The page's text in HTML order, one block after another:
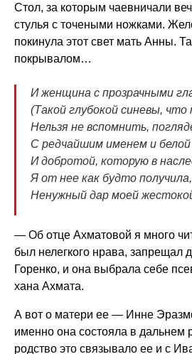
Стол, за которым чаевничали
стулья с точеными ножками.
покинула этот свет мать Анны.
покрывалом…
И женщина с прозрачными
(Такой глубокой синевы, что
Нельзя не вспомнить,
С редчайшим именем и белой
И добротой, которую в
Я от нее как будто
Ненужный дар моей
— Об отце Ахматовой я много
был нелегкого нрава, запрещал
Горенко, и она выбрала себе
хана Ахмата.
А вот о матери ее — Инне
именно она состояла в дальнем
родство это связывало ее и с